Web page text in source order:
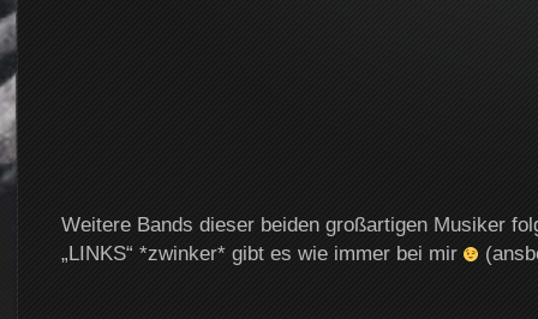
Weitere Bands dieser beiden großartigen Musiker
„LINKS“ *zwinker* gibt es wie immer bei mir